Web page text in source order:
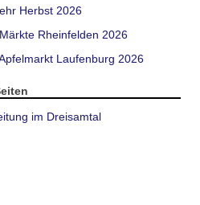
Herbst 2026
Rheinfelden 2026
Laufenburg 2026
im Dreisamtal